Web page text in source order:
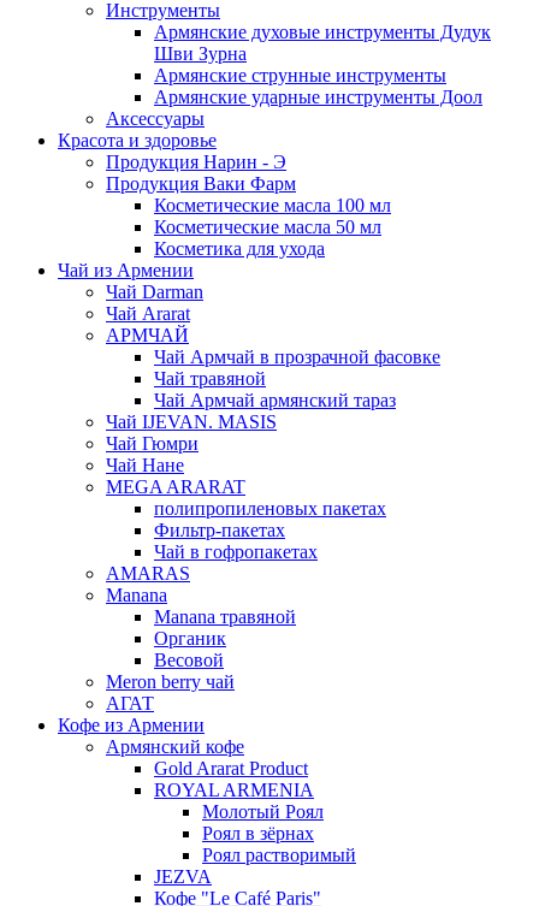
Инструменты
Армянские духовые инструменты Дудук
Шви Зурна
Армянские струнные инструменты
Армянские ударные инструменты Доол
Аксессуары
Красота и здоровье
Продукция Нарин - Э
Продукция Ваки Фарм
Косметические масла 100 мл
Косметические масла 50 мл
Косметика для ухода
Чай из Армении
Чай Darman
Чай Ararat
АРМЧАЙ
Чай Армчай в прозрачной фасовке
Чай травяной
Чай Армчай армянский тараз
Чай IJEVAN. MASIS
Чай Гюмри
Чай Нане
MEGA ARARAT
полипропиленовых пакетах
Фильтр-пакетах
Чай в гофропакетах
AMARAS
Manana
Manana травяной
Органик
Весовой
Meron berry чай
АГАТ
Кофе из Армении
Армянский кофе
Gold Ararat Product
ROYAL ARMENIA
Молотый Роял
Роял в зёрнах
Роял растворимый
JEZVA
Кофе "Le Café Paris"